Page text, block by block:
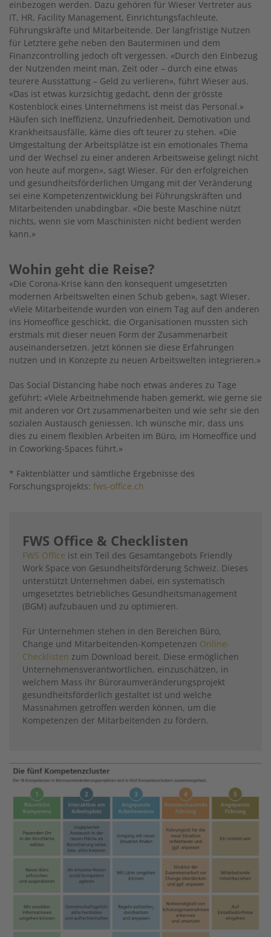
einbezogen werden. Dazu gehören für Wieser Vertreter aus
IT, HR, Facility Management, Einrichtungsfachleute,
Führungskräfte und Mitarbeitende. Der langfristige Nutzen
für Letztere gehe neben den Bauterminen und dem
Finanzcontrolling jedoch oft vergessen. «Durch den Einbezug
der Nutzenden meint man, Zeit oder – durch eine etwas
teurere Ausstattung – Geld zu ­verlieren», führt Wieser aus.
«Das ist etwas kurzsichtig gedacht, denn der grösste
Kostenblock eines Unternehmens ist meist das Personal.»
Häufen sich Ineffizienz, Unzufriedenheit, Demotivation und
Krankheitsausfälle, käme dies oft teurer zu stehen. «Die
Umgestaltung der Arbeitsplätze ist ein emotionales Thema
und der Wechsel zu einer anderen Arbeitsweise gelingt nicht
von heute auf morgen», sagt Wieser. Für den erfolgreichen
und gesundheitsförderlichen Umgang mit der Veränderung
sei eine Kompetenzentwicklung bei Führungskräften und
Mitarbeitenden unabdingbar. «Die beste Maschine nützt
nichts, wenn sie vom Maschinisten nicht bedient werden
kann.»
Wohin geht die Reise?
«Die Corona-Krise kann den konsequent umgesetzten
modernen Arbeitswelten einen Schub geben», sagt Wieser.
«Viele Mitarbeitende wurden von einem Tag auf den anderen
ins Homeoffice geschickt, die Organisationen mussten sich
erstmals mit dieser neuen Form der Zusammenarbeit
auseinandersetzen. Jetzt können sie diese Erfahrungen
nutzen und in Konzepte zu neuen Arbeitswelten integrieren.»
Das Social Distancing habe noch etwas anderes zu Tage
geführt: «Viele Arbeitnehmende haben gemerkt, wie gerne sie
mit anderen vor Ort zusammenarbeiten und wie sehr sie den
sozialen Austausch geniessen. Ich wünsche mir, dass uns
dies zu einem flexiblen Arbeiten im Büro, im Homeoffice und
in Coworking-Spaces führt.»
* Faktenblätter und sämtliche Ergebnisse des
Forschungsprojekts: fws-office.ch
FWS Office & Checklisten
FWS Office ist ein Teil des Gesamt­angebots Friendly
Work Space von Gesundheitsförderung Schweiz. ­Dieses
unterstützt Unternehmen ­dabei, ein systematisch
umgesetztes betriebliches Gesundheitsmanagement
(BGM) aufzubauen und zu ­optimieren.
Für Unternehmen stehen in den ­Bereichen Büro,
Change und Mitarbeitenden-Kompetenzen Online-
Checklisten zum Download bereit. Diese ermöglichen
Unternehmensverantwortlichen, einzuschätzen, in
welchem Mass ihr Büroraumveränderungsprojekt
gesundheitsförderlich gestaltet ist und welche
Massnahmen getroffen werden können, um die
Kompetenzen der Mitarbeitenden zu fördern.
Image